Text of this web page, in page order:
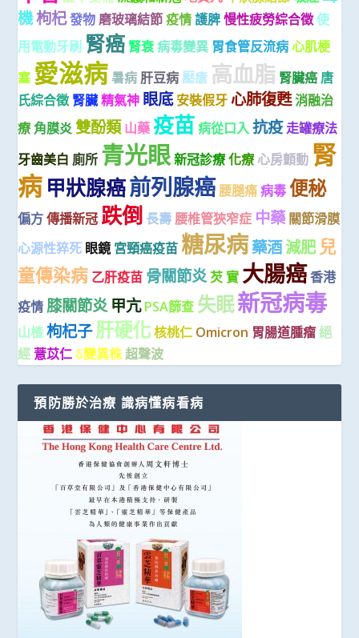
機枸杞發物 磨玻璃結節 疫情 護脾 慢性疲勞綜合徵使
用電動牙刷 腎癌 腎衰 病毒變異 胃食管反流病 心肌梗
塞 愛滋病 暑病 肝豆病 壓瘡 高血脂 腎臟癌 唐
氏綜合徵 腎臟精氣神 眼底 安裝假牙 心肺復甦消融治
療 角膜炎 雙酚類 山藥 疫苗 病從口入 抗疫 走罐療法
牙齒美白 廁所 青光眼新冠診療 化療 心房顫動 腎
病 甲狀腺癌前列腺癌 腰腿痛 病毒 便秘
偏方 傳播新冠 跌倒 長壽 腰椎管狹窄症 中藥 關節滑膜
心源性猝死 眼鏡 宮頸癌疫苗 糖尿病藥酒減肥 兒
童傳染病 乙肝疫苗 骨關節炎 芡 實 大腸癌香港
疫情 膝關節炎 甲亢 PSA篩查 失眠新冠病毒
山楂 枸杞子肝硬化 核桃仁 Omicron 胃腸道腫瘤 絕
經 薏苡仁 δ變異株 超聲波
預防勝於治療 識病懂病看病